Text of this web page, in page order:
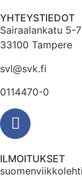
YHTEYSTIEDOT
Sairaalankatu 5-7
33100 Tampere
svl@svk.fi
0114470-0
ILMOITUKSET